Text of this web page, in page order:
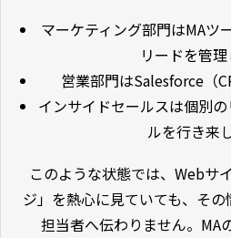
マーケティング部門はMA
リードを管
営業部門はSalesforce（
インサイドセールスは個別
ルを行き来
このような状態では、Webサ
ジ」を熱心に見ていても、そ
担当者へ伝わりません。MA